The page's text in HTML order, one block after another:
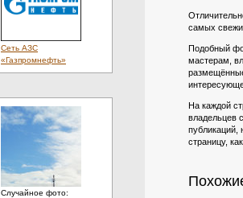
Сеть АЗС
«Газпромнефть»
Случайное фото:
самых
Подобный
мастерам,
На каждой
владельцев
публикаций,
страницу,